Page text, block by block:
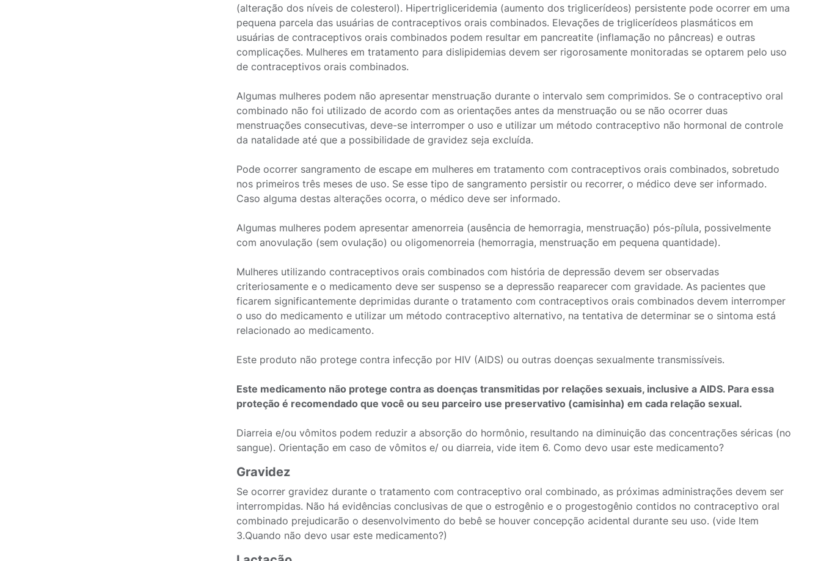
(alteração dos níveis de colesterol). Hipertrigliceridemia (aumento dos triglicerídeos) persistente pode ocorrer em uma
pequena parcela das usuárias de contraceptivos orais combinados. Elevações de triglicerídeos plasmáticos em
usuárias de contraceptivos orais combinados podem resultar em pancreatite (inflamação no pâncreas) e outras
complicações. Mulheres em tratamento para dislipidemias devem ser rigorosamente monitoradas se optarem pelo uso
de contraceptivos orais combinados.
Algumas mulheres podem não apresentar menstruação durante o intervalo sem comprimidos. Se o contraceptivo oral
combinado não foi utilizado de acordo com as orientações antes da menstruação ou se não ocorrer duas
menstruações consecutivas, deve-se interromper o uso e utilizar um método contraceptivo não hormonal de controle
da natalidade até que a possibilidade de gravidez seja excluída.
Pode ocorrer sangramento de escape em mulheres em tratamento com contraceptivos orais combinados, sobretudo
nos primeiros três meses de uso. Se esse tipo de sangramento persistir ou recorrer, o médico deve ser informado.
Caso alguma destas alterações ocorra, o médico deve ser informado.
Algumas mulheres podem apresentar amenorreia (ausência de hemorragia, menstruação) pós-pílula, possivelmente
com anovulação (sem ovulação) ou oligomenorreia (hemorragia, menstruação em pequena quantidade).
Mulheres utilizando contraceptivos orais combinados com história de depressão devem ser observadas
criteriosamente e o medicamento deve ser suspenso se a depressão reaparecer com gravidade. As pacientes que
ficarem significantemente deprimidas durante o tratamento com contraceptivos orais combinados devem interromper
o uso do medicamento e utilizar um método contraceptivo alternativo, na tentativa de determinar se o sintoma está
relacionado ao medicamento.
Este produto não protege contra infecção por HIV (AIDS) ou outras doenças sexualmente transmissíveis.
Este medicamento não protege contra as doenças transmitidas por relações sexuais, inclusive a AIDS. Para essa
proteção é recomendado que você ou seu parceiro use preservativo (camisinha) em cada relação sexual.
Diarreia e/ou vômitos podem reduzir a absorção do hormônio, resultando na diminuição das concentrações séricas (no
sangue). Orientação em caso de vômitos e/ ou diarreia, vide item 6. Como devo usar este medicamento?
Gravidez
Se ocorrer gravidez durante o tratamento com contraceptivo oral combinado, as próximas administrações devem ser
interrompidas. Não há evidências conclusivas de que o estrogênio e o progestogênio contidos no contraceptivo oral
combinado prejudicarão o desenvolvimento do bebê se houver concepção acidental durante seu uso. (vide Item
3.Quando não devo usar este medicamento?)